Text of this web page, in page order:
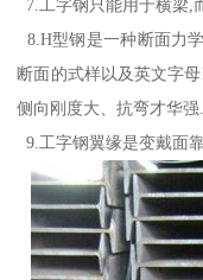
7.工字钢只能用于横梁,
8.H型钢是一种断面力
断面的式样以及英文字
侧向刚度大、抗弯才华
9.工字钢翼缘是变戴面